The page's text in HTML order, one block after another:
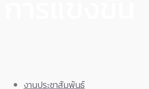
งานประชาสัมพันธ์